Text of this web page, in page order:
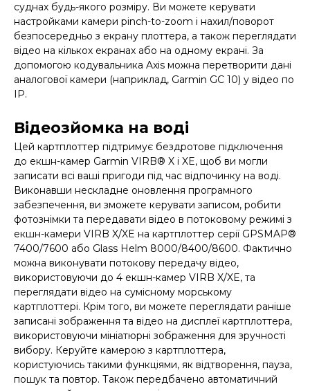
суднах будь-якого розміру. Ви можете керувати
настройками камери pinch-to-zoom і нахил/поворот
безпосередньо з екрану плоттера, а також переглядати
відео на кількох екранах або на одному екрані. За
допомогою кодувальника Axis можна перетворити дані
аналогової камери (наприклад, Garmin GC 10) у відео по
IP.
Відеозйомка на воді
Цей картплоттер підтримує бездротове підключення
до екшн-камер Garmin VIRB® X і XE, щоб ви могли
записати всі ваші пригоди під час відпочинку на воді.
Виконавши нескладне оновлення програмного
забезпечення, ви зможете керувати записом, робити
фотознімки та передавати відео в потоковому режимі з
екшн-камери VIRB X/XE на картплоттер серії GPSMAP®
7400/7600 або Glass Helm 8000/8400/8600. Фактично
можна виконувати потокову передачу відео,
використовуючи до 4 екшн-камер VIRB X/XE, та
переглядати відео на сумісному морському
картплоттері. Крім того, ви можете переглядати раніше
записані зображення та відео на дисплеї картплоттера,
використовуючи мініатюрні зображення для зручності
вибору. Керуйте камерою з картплоттера,
користуючись такими функціями, як відтворення, пауза,
пошук та повтор. Також передбачено автоматичний